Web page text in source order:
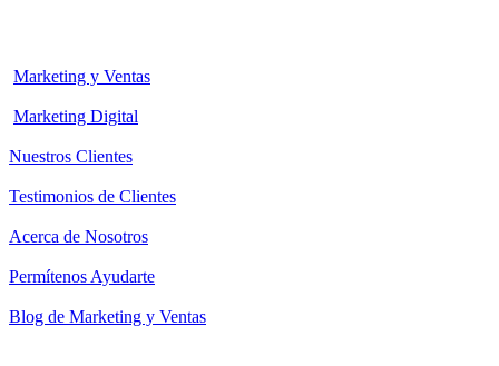
Marketing y Ventas
Marketing Digital
Nuestros Clientes
Testimonios de Clientes
Acerca de Nosotros
Permítenos Ayudarte
Blog de Marketing y Ventas